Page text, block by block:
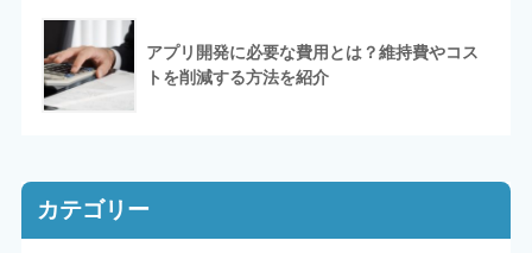
アプリ開発に必要な費用とは？維持費やコス
トを削減する方法を紹介
カテゴリー